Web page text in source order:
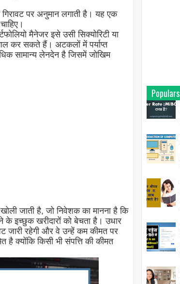
गिरावट पर अनुमान लगाती है। यह एक
मैनेजर इसे उसी सिक्योरिटी या
कर सकते हैं। अटकलों में पर्याप्त
सामान्य लेनदेन है जिसमें जोखिम
जाती है, जो निवेशक का मानना ​​​​है कि
इच्छुक खरीदारों को बेचता है। उधार
जारी रहेगी और वे उन्हें कम कीमत पर
क्योंकि किसी भी संपत्ति की कीमत
Populars